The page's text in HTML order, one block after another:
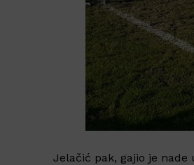
Jelačić pak, gajio je nade